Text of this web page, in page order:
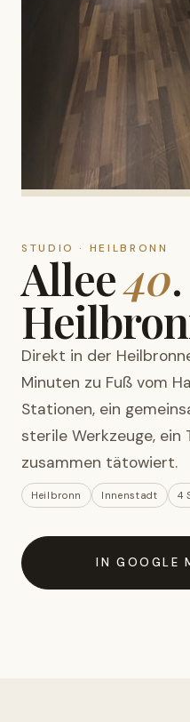
STUDIO · HEILBRONN
Allee40.
Direkt in der
Minuten zu Fuß vom
Stationen, ein
sterile Werkzeuge, ein
zusammen tätowiert.
Heilbronn Innenstadt 4
IN GOOGLE